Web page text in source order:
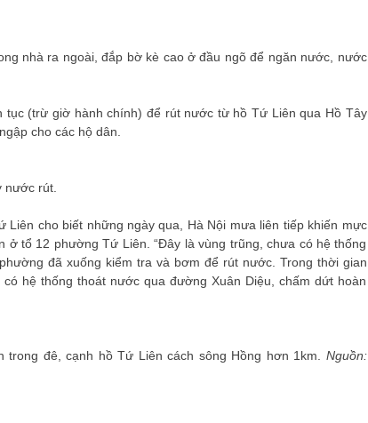
nhà ra ngoài, đắp bờ kè cao ở đầu ngõ để ngăn nước, nước
tục (trừ giờ hành chính) để rút nước từ hồ Tứ Liên qua Hồ Tây
cho các hộ dân.
nước rút.
cho biết những ngày qua, Hà Nội mưa liên tiếp khiến mực
ở tổ 12 phường Tứ Liên. “Đây là vùng trũng, chưa có hệ thống
đã xuống kiểm tra và bơm để rút nước. Trong thời gian
hệ thống thoát nước qua đường Xuân Diệu, chấm dứt hoàn
đê, cạnh hồ Tứ Liên cách sông Hồng hơn 1km. Nguồn: